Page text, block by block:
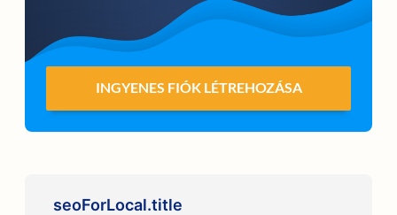
INGYENES FIÓK LÉTREHOZÁSA
seoForLocal.title